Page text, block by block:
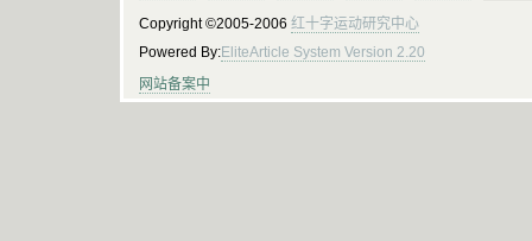
Copyright ©2005-2006 红十字运动研究中心
Powered By:EliteArticle System Version 2.20
网站备案中